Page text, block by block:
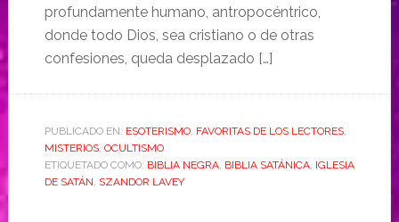
profundamente humano, antropocéntrico,
donde todo Dios, sea cristiano o de otras
confesiones, queda desplazado […]
PUBLICADO EN: ESOTERISMO, FAVORITAS DE LOS LECTORES,
MISTERIOS, OCULTISMO
ETIQUETADO COMO: BIBLIA NEGRA, BIBLIA SATÁNICA, IGLESIA
DE SATÁN, SZANDOR LAVEY